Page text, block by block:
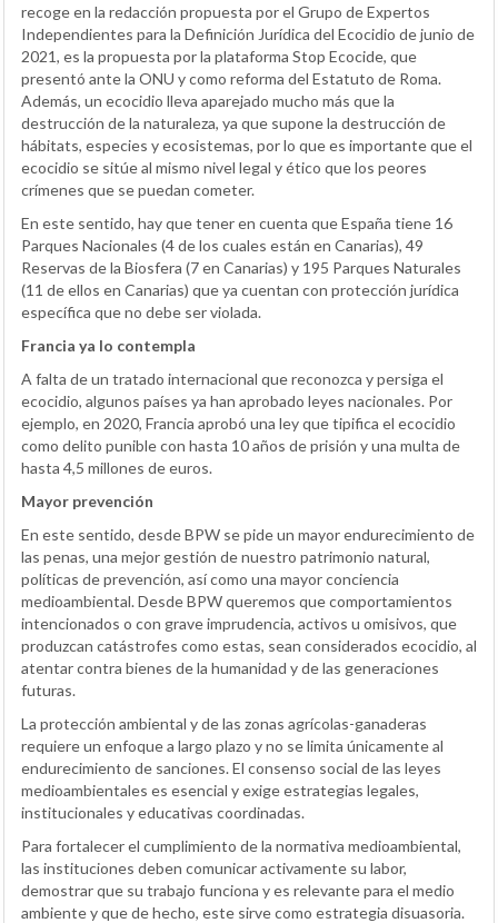
recoge en la redacción propuesta por el Grupo de Expertos
Independientes para la Definición Jurídica del Ecocidio de junio de
2021, es la propuesta por la plataforma Stop Ecocide, que
presentó ante la ONU y como reforma del Estatuto de Roma.
Además, un ecocidio lleva aparejado mucho más que la
destrucción de la naturaleza, ya que supone la destrucción de
hábitats, especies y ecosistemas, por lo que es importante que el
ecocidio se sitúe al mismo nivel legal y ético que los peores
crímenes que se puedan cometer.
En este sentido, hay que tener en cuenta que España tiene 16
Parques Nacionales (4 de los cuales están en Canarias), 49
Reservas de la Biosfera (7 en Canarias) y 195 Parques Naturales
(11 de ellos en Canarias) que ya cuentan con protección jurídica
específica que no debe ser violada.
Francia ya lo contempla
A falta de un tratado internacional que reconozca y persiga el
ecocidio, algunos países ya han aprobado leyes nacionales. Por
ejemplo, en 2020, Francia aprobó una ley que tipifica el ecocidio
como delito punible con hasta 10 años de prisión y una multa de
hasta 4,5 millones de euros.
Mayor prevención
En este sentido, desde BPW se pide un mayor endurecimiento de
las penas, una mejor gestión de nuestro patrimonio natural,
políticas de prevención, así como una mayor conciencia
medioambiental. Desde BPW queremos que comportamientos
intencionados o con grave imprudencia, activos u omisivos, que
produzcan catástrofes como estas, sean considerados ecocidio, al
atentar contra bienes de la humanidad y de las generaciones
futuras.
La protección ambiental y de las zonas agrícolas-ganaderas
requiere un enfoque a largo plazo y no se limita únicamente al
endurecimiento de sanciones. El consenso social de las leyes
medioambientales es esencial y exige estrategias legales,
institucionales y educativas coordinadas.
Para fortalecer el cumplimiento de la normativa medioambiental,
las instituciones deben comunicar activamente su labor,
demostrar que su trabajo funciona y es relevante para el medio
ambiente y que de hecho, este sirve como estrategia disuasoria.